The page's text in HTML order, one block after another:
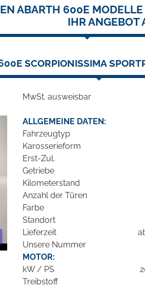
ABARTH 600E
IHR ANGEBOT
SCORPIONISSIMA
MwSt. ausweisbar
ALLGEMEINE DATEN:
Fahrzeugtyp
Karosserieform
Erst-Zul.
Getriebe
Kilometerstand
Anzahl der Türen
Farbe
Standort
Lieferzeit
Unsere Nummer
MOTOR:
kW / PS
Treibstoff